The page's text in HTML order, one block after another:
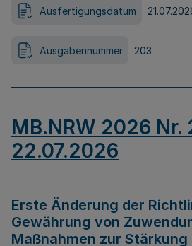
Ausfertigungsdatum
Ausgabennummer 203
MB.NRW 2026 Nr.
22.07.2026
Erste Änderung der
Gewährung von
Maßnahmen zur Stärkung